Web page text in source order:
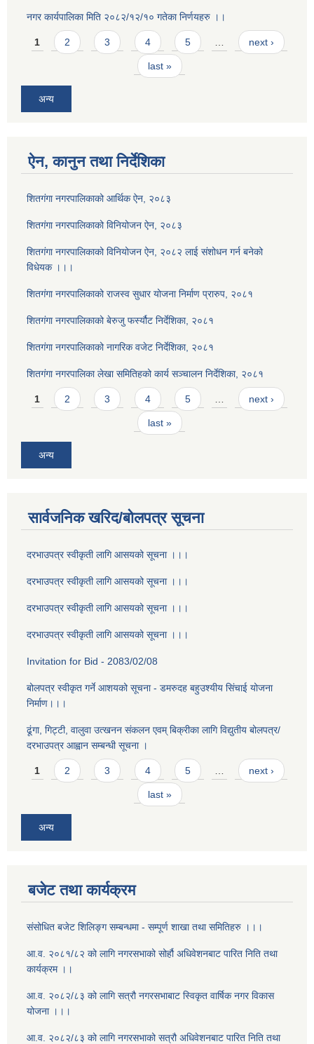
नगर कार्यपालिका मिति २०८२/१२/१० गतेका निर्णयहरु ।।
Pages
1 2 3 4 5 … next ›
last »
अन्य
ऐन, कानुन तथा निर्देशिका
शितगंगा नगरपालिकाको आर्थिक ऐन, २०८३
शितगंगा नगरपालिकाको विनियोजन ऐन, २०८३
शितगंगा नगरपालिकाको विनियोजन ऐन, २०८२ लाई संशोधन गर्न बनेको
विधेयक ।।।
शितगंगा नगरपालिकाको राजस्व सुधार योजना निर्माण प्रारुप, २०८१
शितगंगा नगरपालिकाको बेरुजु फर्स्यौट निर्देशिका, २०८१
शितगंगा नगरपालिकाको नागरिक वजेट निर्देशिका, २०८१
शितगंगा नगरपालिका लेखा समितिहको कार्य सञ्चालन निर्देशिका, २०८१
Pages
1 2 3 4 5 next ›
last »
अन्य
सार्वजनिक खरिद/बोलपत्र सूचना
दरभाउपत्र स्वीकृती लागि आसयको सूचना ।।।
दरभाउपत्र स्वीकृती लागि आसयको सूचना ।।।
दरभाउपत्र स्वीकृती लागि आसयको सूचना ।।।
दरभाउपत्र स्वीकृती लागि आसयको सूचना ।।।
Invitation for Bid - 2083/02/08
बोलपत्र स्वीकृत गर्ने आशयको सूचना - डमरुदह बहुउश्यीय सिंचाई योजना
निर्माण।।।
ढूंगा, गिट्टी, वालुवा उत्खनन संकलन एवम् बिक्रीका लागि विद्युतीय बोलपत्र/
दरभाउपत्र आह्वान सम्बन्धी सूचना ।
Pages
1 2 3 4 5 … next ›
last »
अन्य
बजेट तथा कार्यक्रम
संसोधित बजेट शिलिङ्ग सम्बन्धमा - सम्पूर्ण शाखा तथा समितिहरु ।।।
आ.व. २०८१/८२ को लागि नगरसभाको सोर्हौ अधिवेशनबाट पारित निति तथा
कार्यक्रम ।।
आ.व. २०८२/८३ को लागि सत्रौ नगरसभाबाट स्विकृत वार्षिक नगर विकास
योजना ।।।
आ.व. २०८२/८३ को लागि नगरसभाको सत्रौ अधिवेशनबाट पारित निति तथा